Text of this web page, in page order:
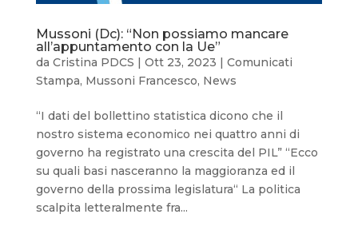
Mussoni (Dc): “Non possiamo mancare
all’appuntamento con la Ue”
da Cristina PDCS Ott 23, 2023
Comunicati
Stampa, Mussoni Francesco, News
“I dati del bollettino statistica dicono che il
nostro sistema economico nei quattro anni di
governo ha registrato una crescita del PIL” “Ecco
su quali basi nasceranno la maggioranza ed il
governo della prossima legislatura“ La politica
scalpita letteralmente fra...